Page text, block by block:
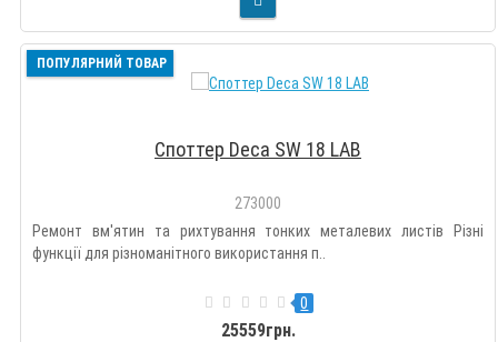
ПОПУЛЯРНИЙ ТОВАР
Споттер Deca SW 18 LAB
273000
Ремонт вм'ятин та рихтування тонких металевих листів Різні
функції для різноманітного використання п..
0
25559грн.